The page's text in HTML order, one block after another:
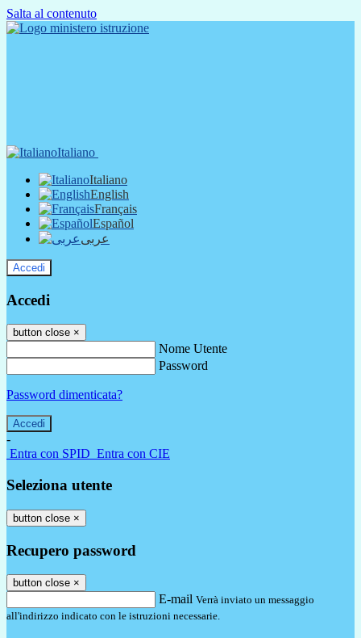
Salta al contenuto
Italiano
Italiano
English
Français
Español
عربى
Accedi
Accedi
button close ×
Nome Utente
Password
Password dimenticata?
-
Entra con SPID Entra con CIE
Seleziona utente
button close ×
Recupero password
button close ×
E-mail Verrà inviato un messaggio
all'indirizzo indicato con le istruzioni necessarie.